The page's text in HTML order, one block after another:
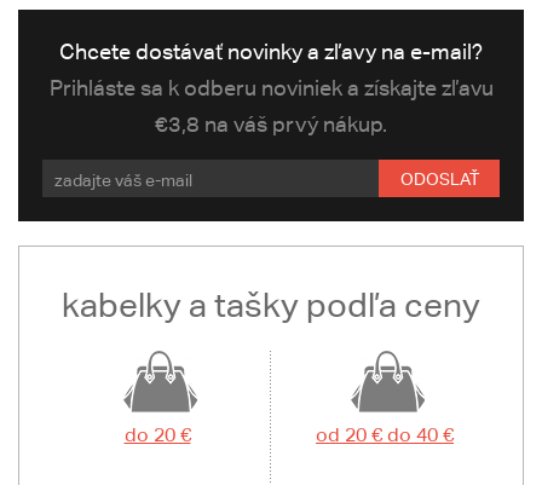
Chcete dostávať novinky a zľavy na e-mail?
Prihláste sa k odberu noviniek a získajte zľavu
€3,8 na váš prvý nákup.
ODOSLAŤ
kabelky a tašky podľa ceny
do 20 € od 20 € do 40 €